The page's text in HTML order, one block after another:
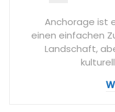
Anchorage ist
einen einfachen
Landschaft,